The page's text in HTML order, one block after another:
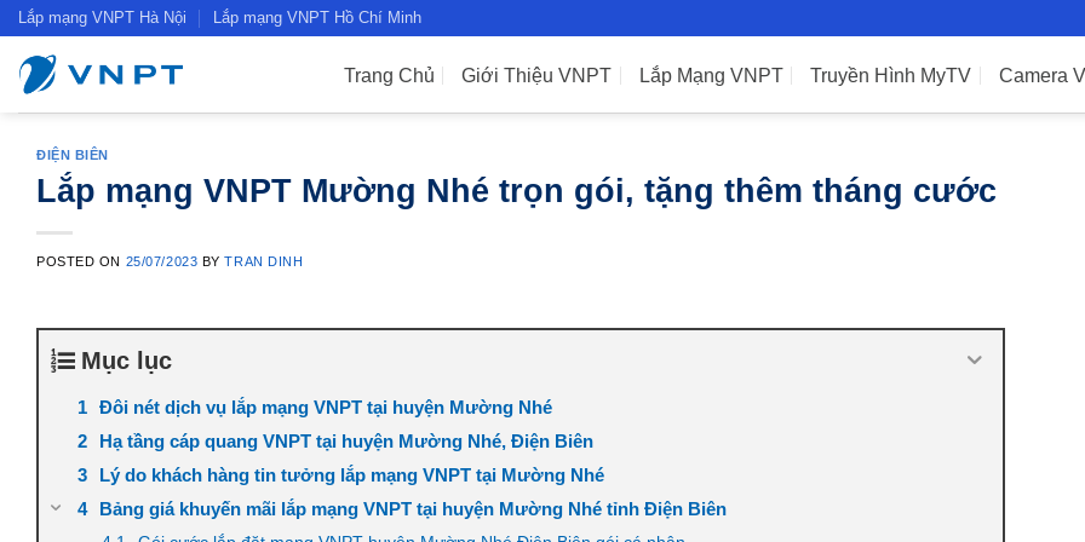
Skip
content
Lắp mạng VNPT Hà Nội Lắp mạng VNPT Hồ Chí Minh
Trang Chủ Giới Thiệu VNPT Lắp Mạng VNPT Truyền Hình MyTV Camera
ĐIỆN BIÊN
Lắp mạng VNPT Mường Nhé trọn gói, tặng thêm tháng cước
POSTED ON 25/07/2023 BYTRAN DINH
Mục lục
Đôi nét dịch vụ lắp mạng VNPT tại huyện Mường Nhé
Hạ tầng cáp quang VNPT tại huyện Mường Nhé, Điện Biên
Lý do khách hàng tin tưởng lắp mạng VNPT tại Mường Nhé
Bảng giá khuyến mãi lắp mạng VNPT tại huyện Mường Nhé tỉnh Điện Biên